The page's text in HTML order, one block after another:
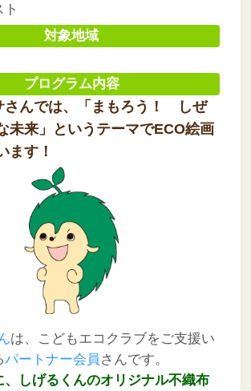
対象地域
プログラム内容
さんでは、「まもろう！ しぜ
未来」というテーマでECO絵画
ます！
は、こどもエコクラブをご支援い
パートナー会員 さんです。
、しげるくんのオリジナル不織布